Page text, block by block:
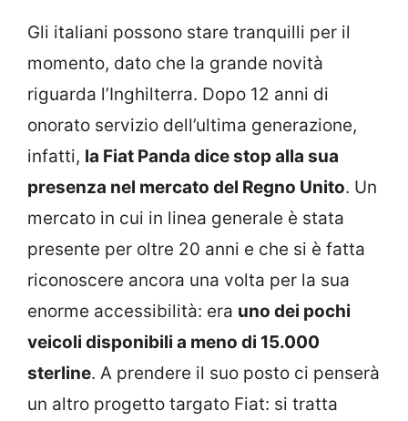
Gli italiani possono stare tranquilli per il
momento, dato che la grande novità
riguarda l’Inghilterra. Dopo 12 anni di
onorato servizio dell’ultima generazione,
infatti, la Fiat Panda dice stop alla sua
presenza nel mercato del Regno Unito. Un
mercato in cui in linea generale è stata
presente per oltre 20 anni e che si è fatta
riconoscere ancora una volta per la sua
enorme accessibilità: era uno dei pochi
veicoli disponibili a meno di 15.000
sterline. A prendere il suo posto ci penserà
un altro progetto targato Fiat: si tratta